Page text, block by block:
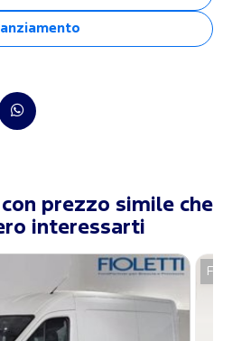
con prezzo simile che
interessarti